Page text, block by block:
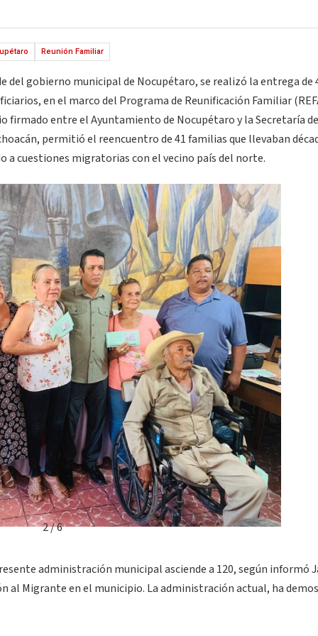
Reunión Familiar
del gobierno municipal de Nocupétaro, se realizó la entrega de
en el marco del Programa de Reunificación Familiar
firmado entre el Ayuntamiento de Nocupétaro y la Secretaría
permitió el reencuentro de 41 familias que llevaban
a cuestiones migratorias con el vecino país del norte.
2 / 6
administración municipal asciende a 120, según informó
al Migrante en el municipio. La administración actual, ha